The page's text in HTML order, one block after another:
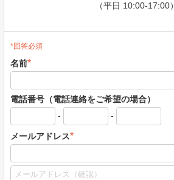
（平日 10:00-17:00）
*回答必須
名前*
電話番号（電話連絡をご希望の場合）
-
-
メールアドレス*